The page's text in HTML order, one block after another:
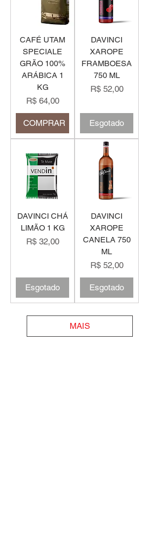
CAFÉ UTAM
SPECIALE
GRÃO 100%
ARÁBICA 1
KG
Preço
R$ 64,00
COMPRAR
DAVINCI
XAROPE
FRAMBOESA
750 ML
Preço
R$ 52,00
Esgotado
DAVINCI CHÁ
LIMÃO 1 KG
Preço
R$ 32,00
Esgotado
DAVINCI
XAROPE
CANELA 750
ML
Preço
R$ 52,00
Esgotado
MAIS